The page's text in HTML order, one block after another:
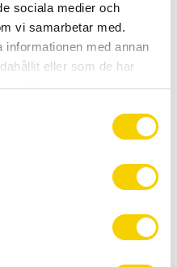
sociala medier och
vi samarbetar med.
med annan
eller som de har
tjänster.
även för tjejer.